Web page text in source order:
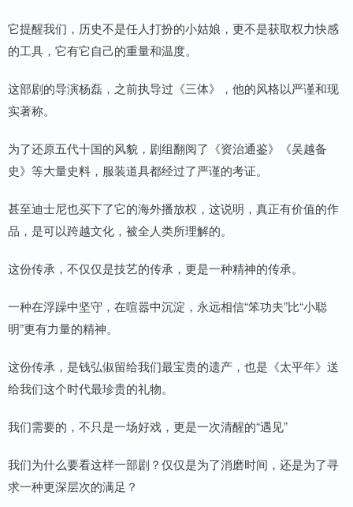
它提醒我们，历史不是任人打扮的小姑娘，更不是获取权力快感
的工具，它有它自己的重量和温度。
这部剧的导演杨磊，之前执导过《三体》，他的风格以严谨和现
实著称。
为了还原五代十国的风貌，剧组翻阅了《资治通鉴》《吴越备
史》等大量史料，服装道具都经过了严谨的考证。
甚至迪士尼也买下了它的海外播放权，这说明，真正有价值的作
品，是可以跨越文化，被全人类所理解的。
这份传承，不仅仅是技艺的传承，更是一种精神的传承。
一种在浮躁中坚守，在喧嚣中沉淀，永远相信“笨功夫”比“小聪
明”更有力量的精神。
这份传承，是钱弘俶留给我们最宝贵的遗产，也是《太平年》送
给我们这个时代最珍贵的礼物。
我们需要的，不只是一场好戏，更是一次清醒的“遇见”
我们为什么要看这样一部剧？仅仅是为了消磨时间，还是为了寻
求一种更深层次的满足？